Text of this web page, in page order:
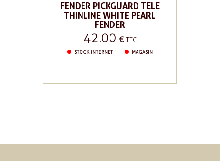
FENDER PICKGUARD TELE
THINLINE WHITE PEARL
FENDER
Prix
42.00 € TTC
STOCK INTERNET MAGASIN